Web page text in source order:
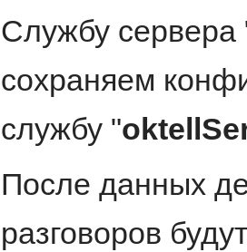
Службу сервера
сохраняем
службу "
После данных
разговоров